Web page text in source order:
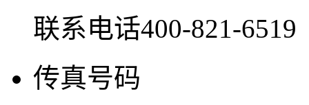
联系电话400-821-6519
传真号码